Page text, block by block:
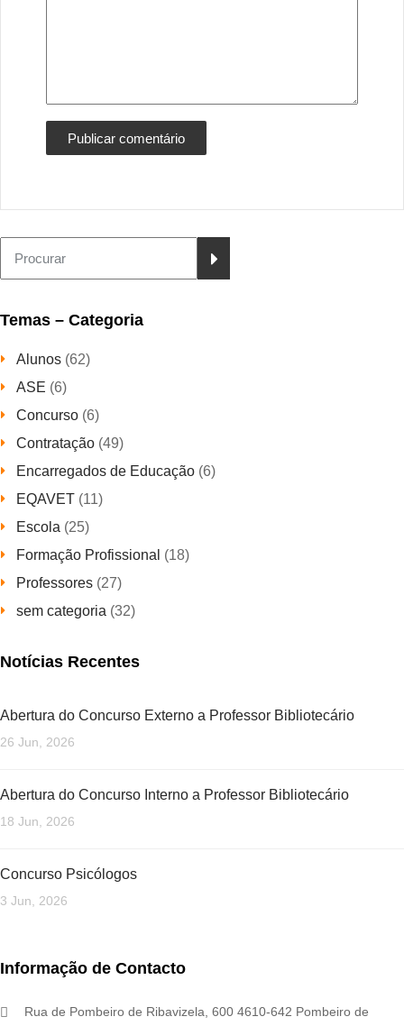
Temas – Categoria
Alunos (62)
ASE (6)
Concurso (6)
Contratação (49)
Encarregados de Educação (6)
EQAVET (11)
Escola (25)
Formação Profissional (18)
Professores (27)
sem categoria (32)
Notícias Recentes
Abertura do Concurso Externo a Professor Bibliotecário
26 Jun, 2026
Abertura do Concurso Interno a Professor Bibliotecário
18 Jun, 2026
Concurso Psicólogos
3 Jun, 2026
Informação de Contacto
Rua de Pombeiro de Ribavizela, 600 4610-642 Pombeiro de